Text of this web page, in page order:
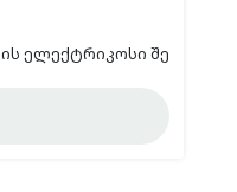
ელექტრიკოსი შე